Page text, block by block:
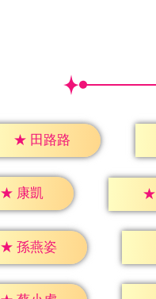
★ 田路路
★ 康凱 ★
★ 孫燕姿